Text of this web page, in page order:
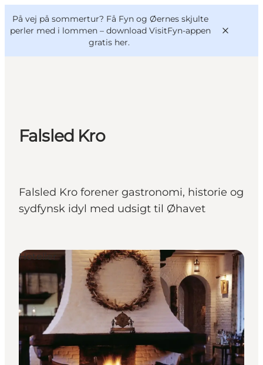
På vej på sommertur? Få Fyn og Øernes skjulte
perler med i lommen – download VisitFyn-appen
gratis her.
Oplevelser
Outdoor
Book lokale oplevelser
VisitFyn
Deutsch
Falsled Kro
Falsled Kro forener gastronomi, historie og
sydfynsk idyl med udsigt til Øhavet
Hoteller